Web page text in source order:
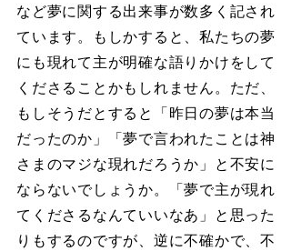
など夢に関する出来事が数多く記され
ています。もしかすると、私たちの夢
にも現れて主が明確な語りかけをして
くださることかもしれません。ただ、
もしそうだとすると「昨日の夢は本当
だったのか」「夢で言われたことは神
さまのマジな現れだろうか」と不安に
ならないでしょうか。「夢で主が現れ
てくださるなんていいなあ」と思った
りもするのですが、逆に不確かで、不